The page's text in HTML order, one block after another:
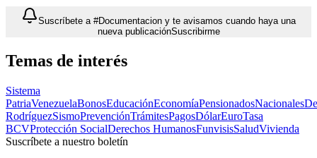
Suscríbete a #Documentacion y te avisamos cuando haya una
nueva publicaciónSuscribirme
Temas de interés
Sistema
PatriaVenezuelaBonosEducaciónEconomíaPensionadosNacionales
RodríguezSismoPrevenciónTrámitesPagosDólarEuroTasa
BCVProtección SocialDerechos HumanosFunvisisSaludVivienda
Suscríbete a nuestro boletín